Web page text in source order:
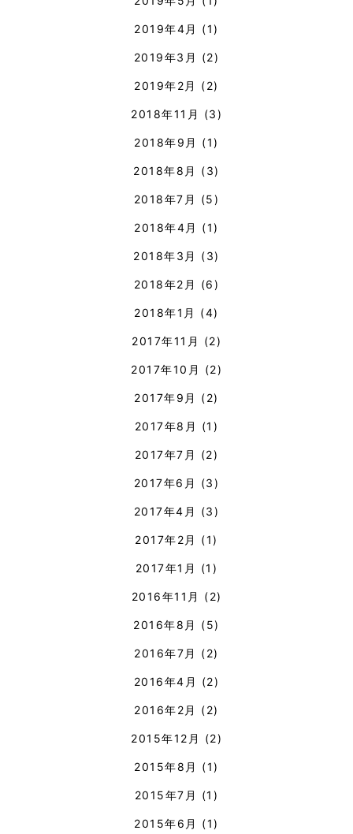
2019年4月 (1)
2019年3月 (2)
2019年2月 (2)
2018年11月 (3)
2018年9月 (1)
2018年8月 (3)
2018年7月 (5)
2018年4月 (1)
2018年3月 (3)
2018年2月 (6)
2018年1月 (4)
2017年11月 (2)
2017年10月 (2)
2017年9月 (2)
2017年8月 (1)
2017年7月 (2)
2017年6月 (3)
2017年4月 (3)
2017年2月 (1)
2017年1月 (1)
2016年11月 (2)
2016年8月 (5)
2016年7月 (2)
2016年4月 (2)
2016年2月 (2)
2015年12月 (2)
2015年8月 (1)
2015年7月 (1)
2015年6月 (1)